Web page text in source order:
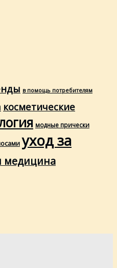
в помощь потребителям
косметические
модные прически
уход за
медицина